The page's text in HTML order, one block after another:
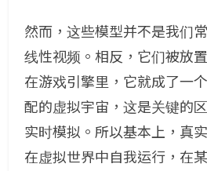
然而，这些模型并不是我们
线性视频。相反，它们被放
在游戏引擎里，它就成了一
配的虚拟宇宙，这是关键的
实时模拟。所以基本上，真
在虚拟世界中自我运行，在